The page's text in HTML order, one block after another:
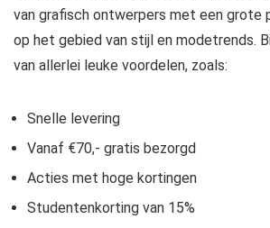
van grafisch ontwerpers met een grote
op het gebied van stijl en modetrends.
van allerlei leuke voordelen, zoals:
Snelle levering
Vanaf €70,- gratis bezorgd
Acties met hoge kortingen
Studentenkorting van 15%